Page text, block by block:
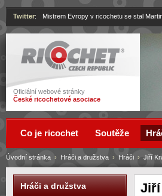
Ricochet
Oficiální webové stránky
České ricochetové asociace
Twitter: Mistrem Evropy v ricochetu se stal
Úvodní stránka › Hráči a družstva › Hráči › Jiří
Co je ricochet Soutěže
Hráči a družstva